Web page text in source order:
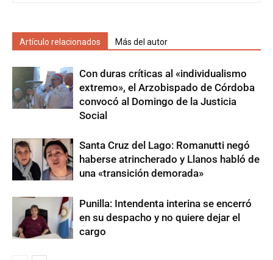
Artículo relacionados Más del autor
Con duras críticas al «individualismo
extremo», el Arzobispado de Córdoba
convocó al Domingo de la Justicia
Social
Santa Cruz del Lago: Romanutti negó
haberse atrincherado y Llanos habló de
una «transición demorada»
Punilla: Intendenta interina se encerró
en su despacho y no quiere dejar el
cargo